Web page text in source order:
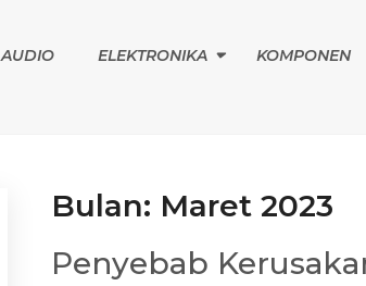
AUDIO ELEKTRONIKA KOMPONEN
Bulan: Maret 2023
Penyebab